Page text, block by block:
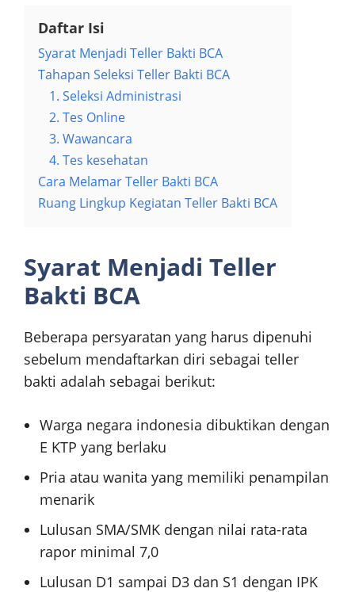
Daftar Isi
Syarat Menjadi Teller Bakti BCA
Tahapan Seleksi Teller Bakti BCA
1. Seleksi Administrasi
2. Tes Online
3. Wawancara
4. Tes kesehatan
Cara Melamar Teller Bakti BCA
Ruang Lingkup Kegiatan Teller Bakti BCA
Syarat Menjadi Teller
Bakti BCA
Beberapa persyaratan yang harus dipenuhi
sebelum mendaftarkan diri sebagai teller
bakti adalah sebagai berikut:
Warga negara indonesia dibuktikan dengan
E KTP yang berlaku
Pria atau wanita yang memiliki penampilan
menarik
Lulusan SMA/SMK dengan nilai rata-rata
rapor minimal 7,0
Lulusan D1 sampai D3 dan S1 dengan IPK